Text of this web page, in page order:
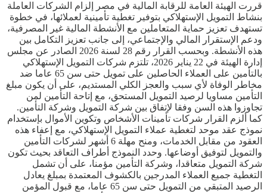
قررت الهيئة العامة للرقابة المالية في مصر إلزام الشركات العاملة
بنشاط التمويل الإستهلاكي بتوفير تغطية تأمينية لعملائها، في خطوة
تستهدف تعزيز حماية المتعاملين مع الأنشطة المالية غير المصرفية،
ودعم الإستقرار المالي والإجتماعي، إلى جانب تعزيز التكامل بين
هذه الأنشطة. وبحسب القرار رقم 28 لسنة 2026 الصادر عن مجلس
إدارة الهيئة في 22 يناير 2026، تلتزم شركات التمويل الإستهلاكي
بالتأمين على العملاء الحاصلين على تمويل حتى سن 65 عاما ضد
مخاطر الوفاة لأي سبب والعجز الكلي المستديم، على أن يكون مبلغ
التأمين مساويا لرصيد التمويل المستحق، مع إتاحة التأمين لمن
تجاوزوا هذه السن وفقا لإتفاق بين شركة التمويل وشركة التأمين.
كما ألزم القرار شركات تأمينات الأشخاص وتكوين الأموال بإستخدام
نموذج عقد موحد لتغطية عملاء التمويل الإستهلاكي، مع إعفاء هذه
العقود من مقابل الخدمات، ومنح مهلة 6 أشهر لشركات التأمين
والتمويل لتوفيق أوضاعها. وحدد النموذج أطراف التعاقد بحيث تكون
شركة التمويل متعاقدا، وشركة التأمين مؤمنا، على أن تشمل
التغطية جميع العملاء المدرجين بالكشوف المعتمدة بمبلغ يعادل
الرصيد المتبقي من التمويل حتى سن 65 عاما، مع قبول المؤمن